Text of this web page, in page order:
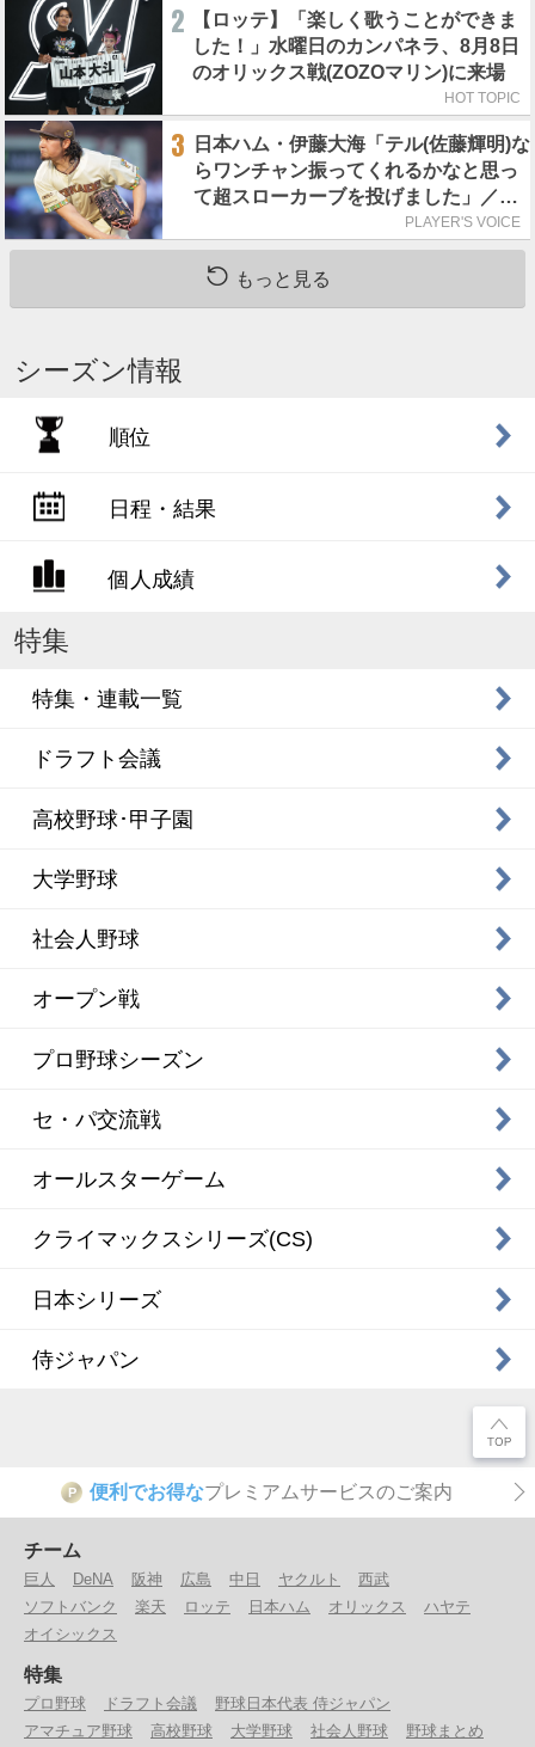
2
【ロッテ】「楽しく歌うことができま
した！」水曜日のカンパネラ、8月8日
のオリックス戦(ZOZOマリン)に来場
HOT TOPIC
3
日本ハム・伊藤大海「テル(佐藤輝明)な
らワンチャン振ってくれるかなと思っ
て超スローカーブを投げました」／魔
PLAYER'S VOICE
もっと見る
シーズン情報
順位
日程・結果
個人成績
特集
特集・連載一覧
ドラフト会議
高校野球･甲子園
大学野球
社会人野球
オープン戦
プロ野球シーズン
セ・パ交流戦
オールスターゲーム
クライマックスシリーズ(CS)
日本シリーズ
侍ジャパン
P 便利でお得なプレミアムサービスのご案内
チーム
巨人 DeNA 阪神 広島 中日 ヤクルト
西武
ソフトバンク
楽天 ロッテ 日本ハム オリックス
ハヤテ
オイシックス
特集
プロ野球 ドラフト会議
野球日本代表 侍ジャパン
アマチュア野球
高校野球 大学野球 社会人野球 野球まとめ